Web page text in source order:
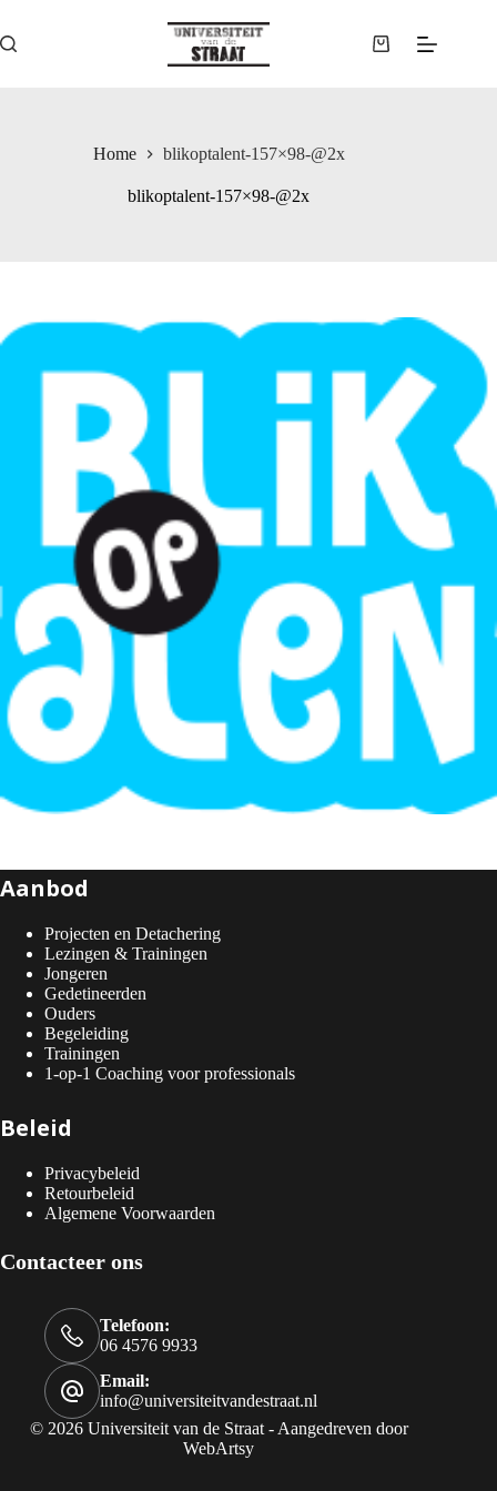
de
Winkelwagen
Home blikoptalent-157×98-@2x
blikoptalent-157×98-@2x
Aanbod
Projecten en Detachering
Lezingen & Trainingen
Jongeren
Gedetineerden
Ouders
Begeleiding
Trainingen
1-op-1 Coaching voor professionals
Beleid
Privacybeleid
Retourbeleid
Algemene Voorwaarden
Contacteer ons
Telefoon:
06 4576 9933
Email:
info@universiteitvandestraat.nl
© 2026 Universiteit van de Straat - Aangedreven door
WebArtsy